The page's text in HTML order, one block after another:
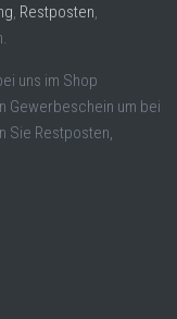
, Restposten,
uns im Shop
Gewerbeschein um bei
Sie Restposten,